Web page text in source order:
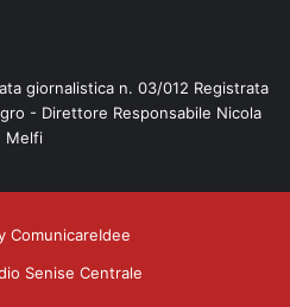
giornalistica n. 03/012 Registrata
- Direttore Responsabile Nicola
Melfi
ComunicareIdee
Senise Centrale